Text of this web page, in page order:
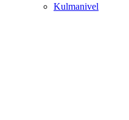
Kulmanivel